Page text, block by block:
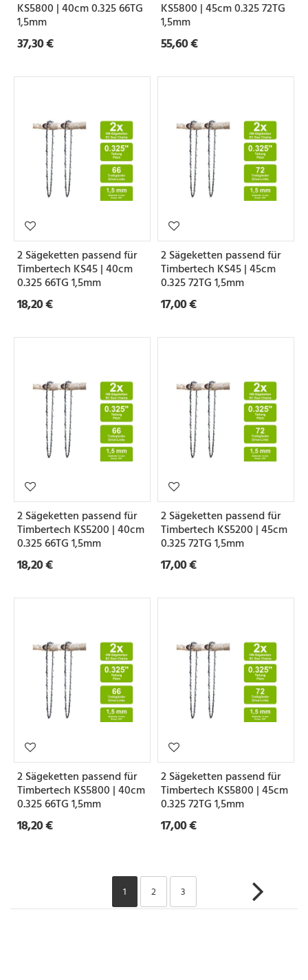
KS5800 | 40cm 0.325 66TG
1,5mm
37,30 €
KS5800 | 45cm 0.325 72TG
1,5mm
55,60 €
2 Sägeketten passend für
Timbertech KS45 | 40cm
0.325 66TG 1,5mm
18,20 €
2 Sägeketten passend für
Timbertech KS45 | 45cm
0.325 72TG 1,5mm
17,00 €
2 Sägeketten passend für
Timbertech KS5200 | 40cm
0.325 66TG 1,5mm
18,20 €
2 Sägeketten passend für
Timbertech KS5200 | 45cm
0.325 72TG 1,5mm
17,00 €
2 Sägeketten passend für
Timbertech KS5800 | 40cm
0.325 66TG 1,5mm
18,20 €
2 Sägeketten passend für
Timbertech KS5800 | 45cm
0.325 72TG 1,5mm
17,00 €
1 2 3